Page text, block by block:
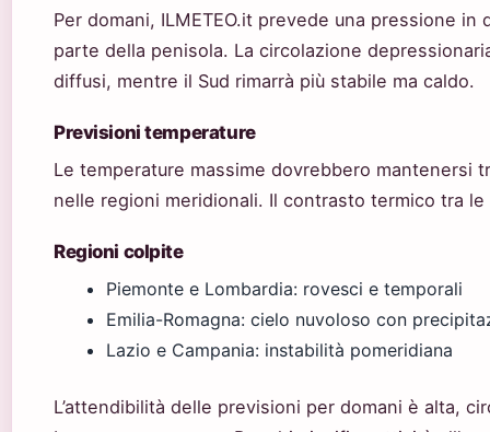
Per domani, ILMETEO.it prevede una pressione
parte della penisola. La circolazione
diffusi, mentre il Sud rimarrà più stabile ma caldo.
Previsioni temperature
Le temperature massime dovrebbero mantenersi
nelle regioni meridionali. Il contrasto termico tra
Regioni colpite
Piemonte e Lombardia: rovesci e temporali
Emilia-Romagna: cielo nuvoloso con
Lazio e Campania: instabilità pomeridiana
L’attendibilità delle previsioni per domani è alta,